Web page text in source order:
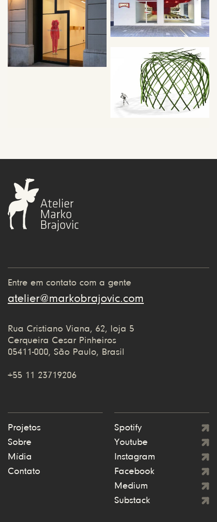
Entre em contato com a gente
atelier@markobrajovic.com
Rua Cristiano Viana, 62, loja 5
Cerqueira Cesar Pinheiros
05411-000, São Paulo, Brasil
+55 11 23719206
Projetos
Sobre
Mídia
Contato
Spotify
Youtube
Instagram
Facebook
Medium
Substack